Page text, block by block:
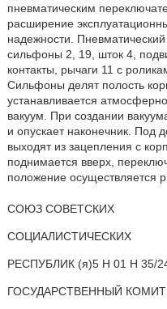
пневматическим
расширение
надежности.
сильфоны 2, 19, шток 4,
контакты, рычаги 11 с
Сильфоны делят полость
устанавливается
вакуум. При создании
и опускает наконечник. Под
выходят из зацепления с
поднимается вверх,
положение осуществляется
СОЮЗ СОВЕТСКИХ
СОЦИАЛИСТИЧЕСКИХ
РЕСПУБЛИК (я)5 Н 01 H 35/
ГОСУДАРСТВЕННЫЙ